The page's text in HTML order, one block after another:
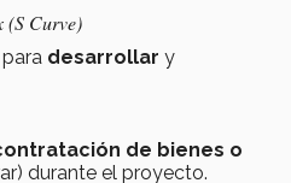
(S Curve)
para desarrollar y
de bienes o
durante el proyecto.